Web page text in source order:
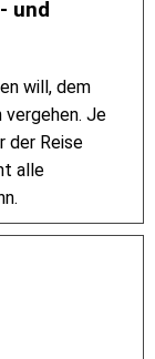
und
will, dem
vergehen. Je
der Reise
alle